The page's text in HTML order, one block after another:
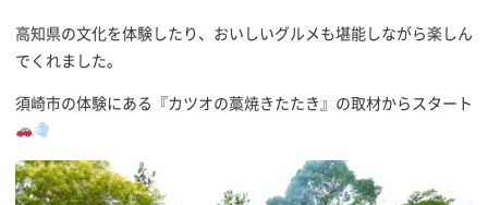
高知県の文化を体験したり、おいしいグルメも堪能しながら楽しん
でくれました。
須崎市の体験にある『カツオの藁焼きたたき』の取材からスタート